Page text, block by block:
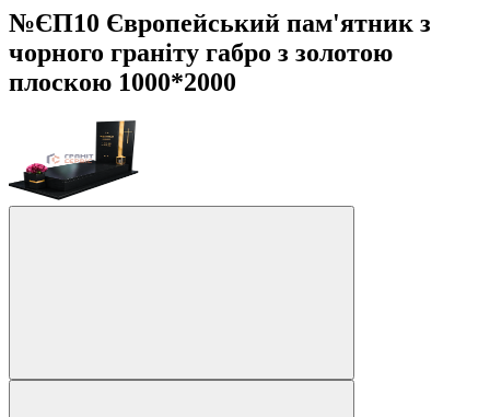
№ЄП10 Європейський пам'ятник з
чорного граніту габро з золотою
плоскою 1000*2000